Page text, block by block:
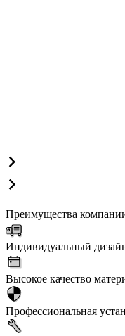
Преимущества
Индивидуальный
Высокое качество
Профессиональная